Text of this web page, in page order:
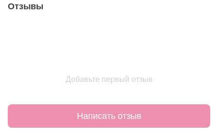
Отзывы
Добавьте первый отзыв
Написать отзыв